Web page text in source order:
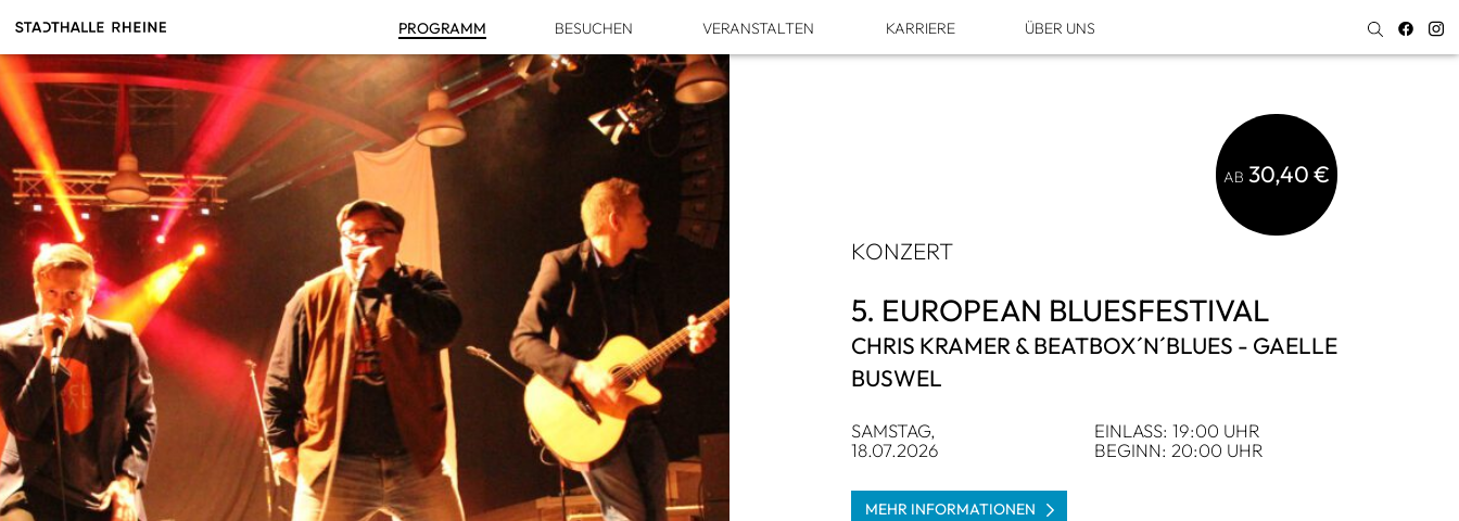
PRO­GRAMM BESU­CHEN VER­AN­STAL­TEN KAR­RIERE ÜBER UNS
KON­ZERT
5. EUROPEAN BLUES­FES­TI­VAL
CHRIS KRA­MER & BEAT­BOX´N´BLUES - GAELLE
BUS­WEL
SAMS­TAG,
18.07.2026
EIN­LASS: 19:00 UHR
BEGINN: 20:00 UHR
AB 30,40 €
MEHR INFOR­MA­TIO­NEN